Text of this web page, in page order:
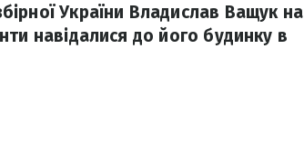
України Владислав Ващук на
навідалися до його будинку в